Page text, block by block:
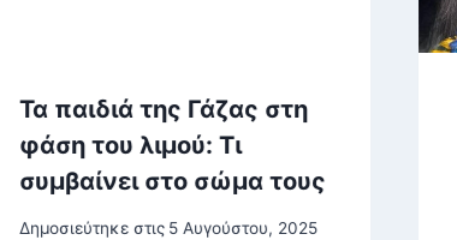
Τα παιδιά της Γάζας στη
φάση του λιμού: Τι
συμβαίνει στο σώμα τους
Δημοσιεύτηκε στις 5 Αυγούστου, 2025